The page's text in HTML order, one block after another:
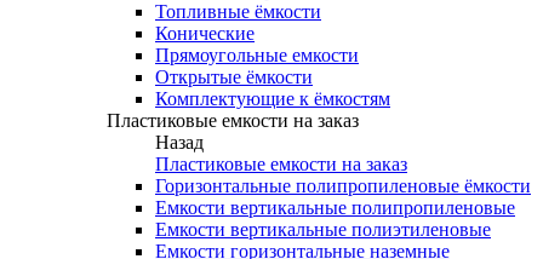
Топливные ёмкости
Конические
Прямоугольные емкости
Открытые ёмкости
Комплектующие к ёмкостям
Пластиковые емкости на заказ
Назад
Пластиковые емкости на заказ
Горизонтальные полипропиленовые ёмкости
Емкости вертикальные полипропиленовые
Емкости вертикальные полиэтиленовые
Емкости горизонтальные наземные